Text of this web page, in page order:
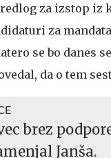
za izstop
za
se bo danes
da o tem
brez
Janša.